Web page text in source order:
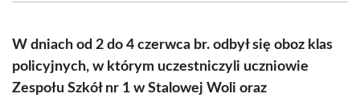
W dniach od 2 do 4 czerwca br. odbył się oboz klas
policyjnych, w którym uczestniczyli uczniowie
Zespołu Szkół nr 1 w Stalowej Woli oraz